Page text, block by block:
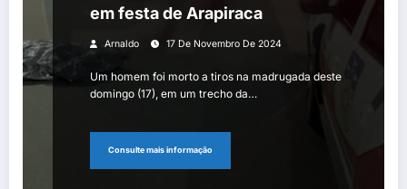
em festa de Arapiraca
Arnaldo 17 De Novembro De 2024
Um homem foi morto a tiros na madrugada deste
domingo (17), em um trecho da…
Consulte mais informação